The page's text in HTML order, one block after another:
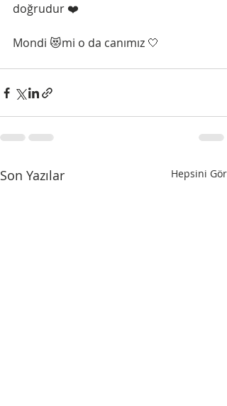
doğrudur ❤️
Mondi 😻mi o da canımız 🤍
Son Yazılar Hepsini Gör